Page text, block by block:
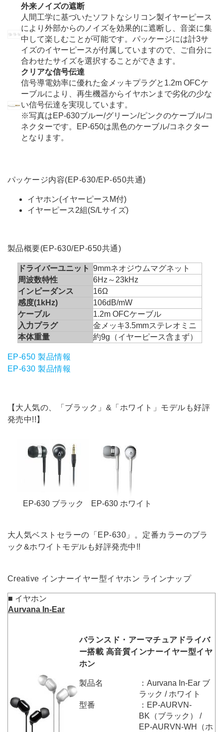
外来ノイズの遮断
人間工学に基づいたソフトなシリコン製イヤーピース
により外部からのノイズを効果的に遮断し、音楽に集
中して楽しむことが可能です。パッケージには計3サ
イズのイヤーピースが付属していますので、ご自分に
合わせたサイズを選択することができます。
クリアな信号伝達
信号導電効率に優れた金メッキプラグと1.2m OFCケ
ーブルにより、再生機器からイヤホンまで劣化の少な
い信号伝達を実現しています。
※写真はEP-630ブルー/グリーン/ピンクのケーブル/コ
ネクターです。EP-650は黒色のケーブル/コネクター
となります。
パッケージ内容(EP-630/EP-650共通)
イヤホン(イヤーピースM付)
イヤーピース2組(S/Lサイズ)
製品概要(EP-630/EP-650共通)
ドライバーユニット 9mmネオジウムマグネット
周波数特性
6Hz～23kHz
インピーダンス
16Ω
感度(1kHz)
106dB/mW
ケーブル
1.2m OFCケーブル
入力プラグ
金メッキ3.5mmステレオミニ
本体重量
約9g（イヤーピース含まず）
EP-650 製品情報
EP-630 製品情報
【大人気の、「ブラック」&「ホワイト」モデルも好評
発売中!!】
EP-630 ブラック EP-630 ホワイト
大人気ベストセラーの「EP-630」。定番カラーのブラ
ック&ホワイトモデルも好評発売中!!
Creative インナーイヤー型イヤホン ラインナップ
■ イヤホン
Aurvana In-Ear
バランスド・アーマチュアドライバ
ー搭載 高音質インナーイヤー型イヤ
ホン
製品名
：Aurvana In-Ear ブ
ラック / ホワイト
型番
：EP-AURVN-
BK（ブラック） /
EP-AURVN-WH（ホ